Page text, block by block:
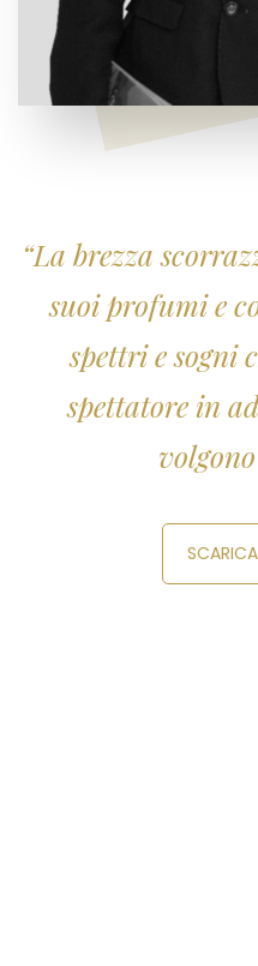
“La brezza
suoi profumi e
spettri e sogni
spettatore in